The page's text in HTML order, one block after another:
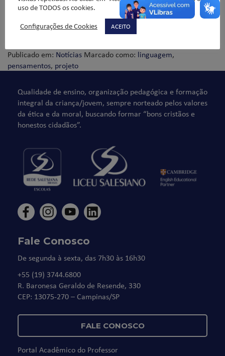
Publicado em: Notícias Marcado como: linguagem,
pensamentos, projeto
Qualidade de ensino, organização pedagógica e formação
integral da criança/jovem, sempre norteado pelos valores
da ética e da moral, buscando formar “bons cristãos e
honestos cidadãos”.
Fale Conosco
De segunda à sexta, das 7h30 às 16h30
+55 (19) 3744.6800
R. Baronesa Geraldo de Resende, 330
CEP: 13075-270 – Campinas/SP
FALE CONOSCO
Portal Acadêmico do Professor
uso de TODOS os cookies.
Configurações de Cookies
ACEITO